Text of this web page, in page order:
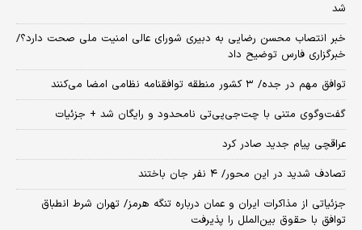
شد
خبر انتصاب محسن رضایی به دبیری شورای عالی امنیت ملی صحت دارد؟/
خبرگزاری فارس توضیح داد
توافق مهم در جده/ ۳ کشور منطقه توافقنامه نظامی امضا می‌کنند
گفت‌وگوی متنی با چت‌جی‌پی‌تی نامحدود و رایگان شد + جزئیات
عراقچی پیام جدید صادر کرد
تصادف شدید در این محور/ ۴ نفر جان باختند
جزئیاتی از مذاکرات ایران و عمان درباره تنگه هرمز/ تهران شرط انطباق
توافق با حقوق بین‌الملل را پذیرفت